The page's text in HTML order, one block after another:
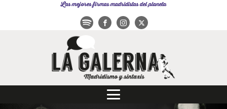
Las mejores firmas madridistas del planeta